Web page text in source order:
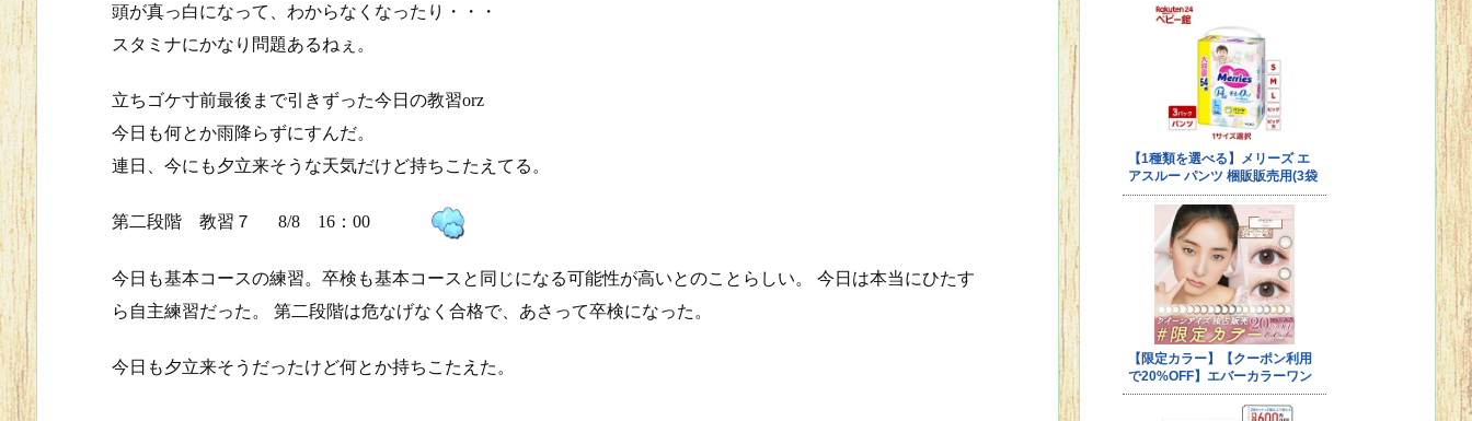
頭が真っ白になって、わからなくなったり・・・
スタミナにかなり問題あるねぇ。
立ちゴケ寸前最後まで引きずった今日の教習orz
今日も何とか雨降らずにすんだ。
連日、今にも夕立来そうな天気だけど持ちこたえてる。
第二段階 教習７ 8/8 16：00
今日も基本コースの練習。卒検も基本コースと同じになる可能性が高いとのことらしい。 今日は本当にひたす
ら自主練習だった。 第二段階は危なげなく合格で、あさって卒検になった。
今日も夕立来そうだったけど何とか持ちこたえた。